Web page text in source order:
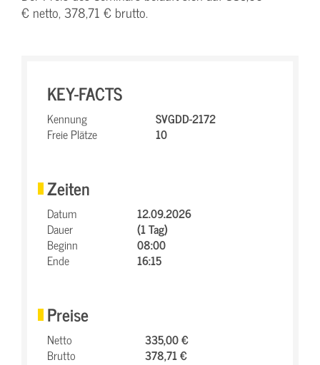
€ netto, 378,71 € brutto.
KEY-FACTS
Kennung
SVGDD-2172
Freie Plätze
10
Zeiten
Datum
12.09.2026
Dauer
(1 Tag)
Beginn
08:00
Ende
16:15
Preise
Netto
335,00 €
Brutto
378,71 €